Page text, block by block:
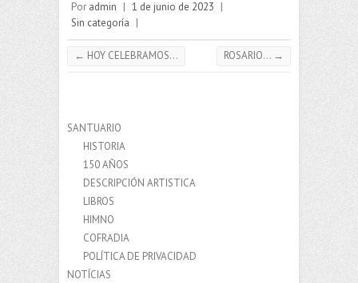
Por admin | 1 de junio de 2023 |
Sin categoría |
← HOY CELEBRAMOS… ROSARIO… →
SANTUARIO
HISTORIA
150 AÑOS
DESCRIPCIÓN ARTISTICA
LIBROS
HIMNO
COFRADIA
POLÍTICA DE PRIVACIDAD
NOTÍCIAS